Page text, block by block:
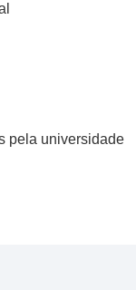
pela universidade